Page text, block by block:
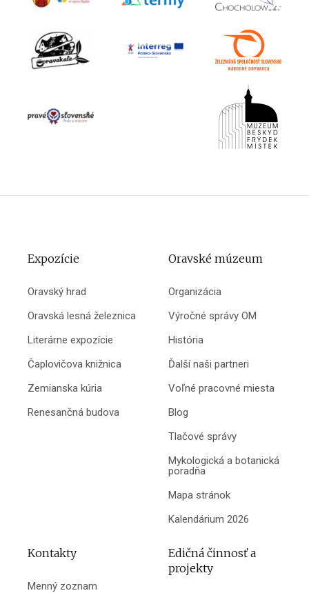
Expozície
Oravský hrad
Oravská lesná železnica
Literárne expozície
Čaplovičova knižnica
Zemianska kúria
Renesančná budova
Oravské múzeum
Organizácia
Výročné správy OM
História
Ďalší naši partneri
Voľné pracovné miesta
Blog
Tlačové správy
Mykologická a botanická
poradňa
Mapa stránok
Kalendárium 2026
Kontakty
Menný zoznam
Edičná činnosť a
projekty